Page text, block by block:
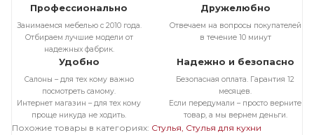
Профессионально
Занимаемся мебелью с 2010 года.
Отбираем лучшие модели от
надежных фабрик.
Дружелюбно
Отвечаем на вопросы покупателей
в течение 10 минут
Удобно
Салоны – для тех кому важно
посмотреть самому.
Интернет магазин – для тех кому
проще никуда не ходить.
Надежно и безопасно
Безопасная оплата. Гарантия 12
месяцев.
Если передумали – просто верните
товар, а мы вернем деньги.
Похожие товары в категориях: Стулья Стулья для кухни